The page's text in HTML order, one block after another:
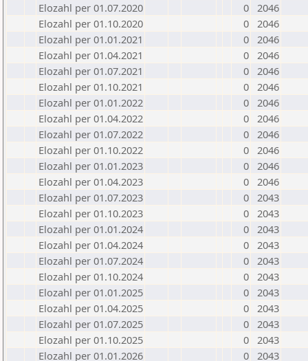
Elozahl per 01.07.2020
0 2046
Elozahl per 01.10.2020
0 2046
Elozahl per 01.01.2021
0 2046
Elozahl per 01.04.2021
0 2046
Elozahl per 01.07.2021
0 2046
Elozahl per 01.10.2021
0 2046
Elozahl per 01.01.2022
0 2046
Elozahl per 01.04.2022
0 2046
Elozahl per 01.07.2022
0 2046
Elozahl per 01.10.2022
0 2046
Elozahl per 01.01.2023
0 2046
Elozahl per 01.04.2023
0 2046
Elozahl per 01.07.2023
0 2043
Elozahl per 01.10.2023
0 2043
Elozahl per 01.01.2024
0 2043
Elozahl per 01.04.2024
0 2043
Elozahl per 01.07.2024
0 2043
Elozahl per 01.10.2024
0 2043
Elozahl per 01.01.2025
0 2043
Elozahl per 01.04.2025
0 2043
Elozahl per 01.07.2025
0 2043
Elozahl per 01.10.2025
0 2043
Elozahl per 01.01.2026
0 2043